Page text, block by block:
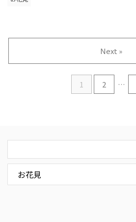
1 2 …
Next »